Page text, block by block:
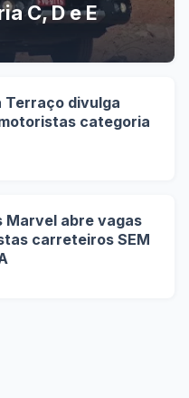
C, D e E
divulga
categoria
Marvel abre vagas
carreteiros SEM